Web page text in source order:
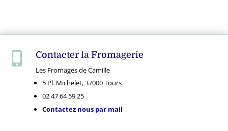
 Contacter la Fromagerie
Les Fromages de Camille
5 Pl. Michelet, 37000 Tours
02 47 64 59 25
Contactez nous par mail